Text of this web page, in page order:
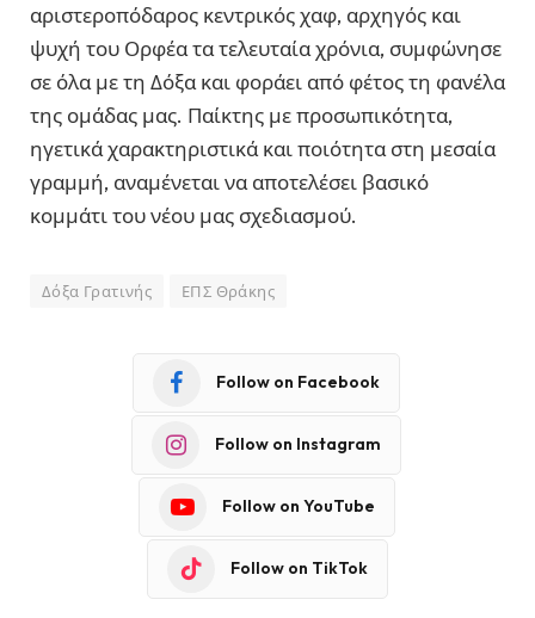
αριστεροπόδαρος κεντρικός χαφ, αρχηγός και
ψυχή του Ορφέα τα τελευταία χρόνια, συμφώνησε
σε όλα με τη Δόξα και φοράει από φέτος τη φανέλα
της ομάδας μας. Παίκτης με προσωπικότητα,
ηγετικά χαρακτηριστικά και ποιότητα στη μεσαία
γραμμή, αναμένεται να αποτελέσει βασικό
κομμάτι του νέου μας σχεδιασμού.
Δόξα Γρατινής ΕΠΣ Θράκης
Follow on Facebook
Follow on Instagram
Follow on YouTube
Follow on TikTok